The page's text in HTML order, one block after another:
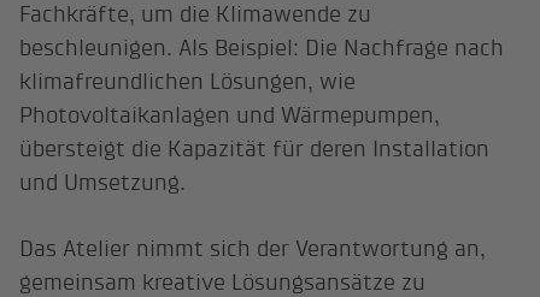
Fachkräfte, um die Klimawende zu
beschleunigen. Als Beispiel: Die Nachfrage nach
klimafreundlichen Lösungen, wie
Photovoltaikanlagen und Wärmepumpen,
übersteigt die Kapazität für deren Installation
und Umsetzung.
Das Atelier nimmt sich der Verantwortung an,
gemeinsam kreative Lösungsansätze zu